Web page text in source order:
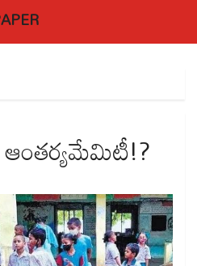
ఆంతర్యమేమిటీ!?